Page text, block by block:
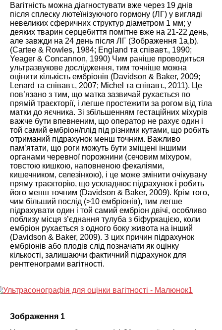
Вагітність можна діагностувати вже через 19 днів
після сплеску лютеїнізуючого гормону (ЛГ) у вигляді
невеликих сферичних структур діаметром 1 мм; у
деяких тварин серцебиття помітне вже на 21-22 день,
але завжди на 24 день після ЛГ (Зображення 1а,b).
(Cartee & Rowles, 1984; England та співавт., 1990;
Yeager & Concannon, 1990) Чим раніше проводиться
ультразвукове дослідження, тим точніше можна
оцінити кількість ембріонів (Davidson & Baker, 2009;
Lenard та співавт., 2007; Michel та співавт., 2011). Це
пов’язано з тим, що матка зазвичай рухається по
прямій траєкторії, і легше простежити за рогом від тіла
матки до яєчника. Зі збільшенням гестаційних міхурів
важче бути впевненим, що оператор не рахує один і
той самий ембріон/плід під різними кутами, що робить
отриманий підрахунок менш точним. Важливо
пам’ятати, що роги можуть бути зміщені іншими
органами черевної порожнини (сечовим міхуром,
товстою кишкою, наповненою фекаліями,
кишечником, селезінкою), і це може змінити очікувану
пряму траєкторію, що ускладнює підрахунок і робить
його менш точним (Davidson & Baker, 2009). Крім того,
чим більший послід (>10 ембріонів), тим легше
підрахувати один і той самий ембріон двічі, особливо
поблизу місця з’єднання тулуба з біфуркацією, коли
ембріон рухається з одного боку живота на інший
(Davidson & Baker, 2009). З цих причин підрахунок
ембріонів або плодів слід позначати як оцінку
кількості, залишаючи фактичний підрахунок для
рентгенограми вагітності.
Зображення 1